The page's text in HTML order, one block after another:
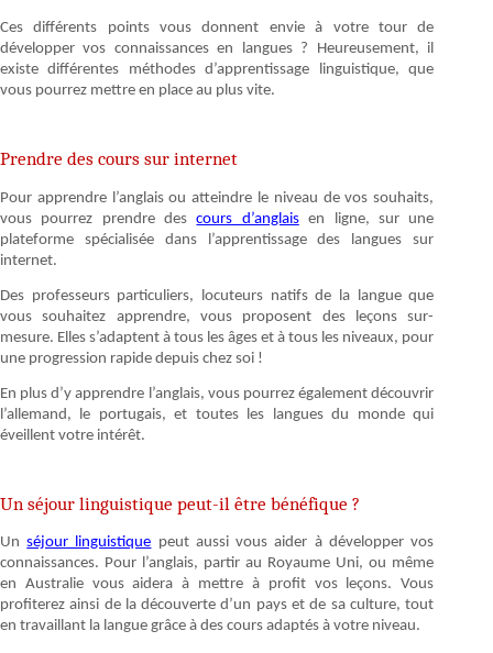
Ces différents points vous donnent envie à votre tour de
développer vos connaissances en langues ? Heureusement, il
existe différentes méthodes d’apprentissage linguistique, que
vous pourrez mettre en place au plus vite.
Prendre des cours sur internet
Pour apprendre l’anglais ou atteindre le niveau de vos souhaits,
vous pourrez prendre descours d’anglaisen ligne, sur une
plateforme spécialisée dans l’apprentissage des langues sur
internet.
Des professeurs particuliers, locuteurs natifs de la langue que
vous souhaitez apprendre, vous proposent des leçons sur-
mesure. Elles s’adaptent à tous les âges et à tous les niveaux, pour
une progression rapide depuis chez soi !
En plus d’y apprendre l’anglais, vous pourrez également découvrir
l’allemand, le portugais, et toutes les langues du monde qui
éveillent votre intérêt.
Un séjour linguistique peut-il être bénéfique ?
Unséjour linguistique peut aussi vous aider à développer vos
connaissances. Pour l’anglais, partir au Royaume Uni, ou même
en Australie vous aidera à mettre à profit vos leçons. Vous
profiterez ainsi de la découverte d’un pays et de sa culture, tout
en travaillant la langue grâce à des cours adaptés à votre niveau.